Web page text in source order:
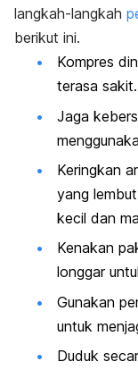
langkah-langkah
berikut ini.
Kompres
terasa sakit.
Jaga
Keringkan
yang
kecil dan
Kenakan
longgar
Gunakan
untuk
Duduk